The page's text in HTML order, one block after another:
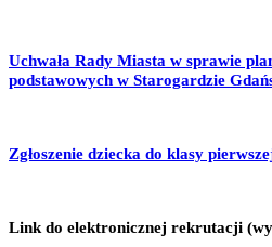
Uchwała Rady Miasta w sprawie
podstawowych w Starogardzie
Zgłoszenie dziecka do klasy
Link do elektronicznej rekrutacji